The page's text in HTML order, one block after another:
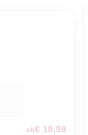
ab€ 18,99